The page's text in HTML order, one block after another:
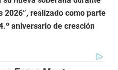
2026”, realizado como parte
aniversario de creación